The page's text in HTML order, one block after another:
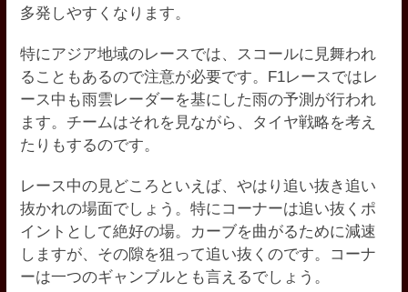
多発しやすくなります。
特にアジア地域のレースでは、スコールに見舞われ
ることもあるので注意が必要です。F1レースではレ
ース中も雨雲レーダーを基にした雨の予測が行われ
ます。チームはそれを見ながら、タイヤ戦略を考え
たりもするのです。
レース中の見どころといえば、やはり追い抜き追い
抜かれの場面でしょう。特にコーナーは追い抜くポ
イントとして絶好の場。カーブを曲がるために減速
しますが、その隙を狙って追い抜くのです。コーナ
ーは一つのギャンブルとも言えるでしょう。